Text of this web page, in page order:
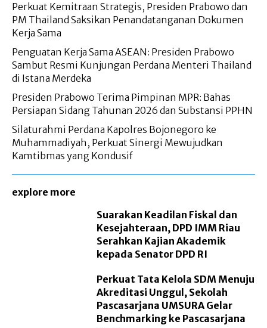
Perkuat Kemitraan Strategis, Presiden Prabowo dan
PM Thailand Saksikan Penandatanganan Dokumen
Kerja Sama
Penguatan Kerja Sama ASEAN: Presiden Prabowo
Sambut Resmi Kunjungan Perdana Menteri Thailand
di Istana Merdeka
Presiden Prabowo Terima Pimpinan MPR: Bahas
Persiapan Sidang Tahunan 2026 dan Substansi PPHN
Silaturahmi Perdana Kapolres Bojonegoro ke
Muhammadiyah, Perkuat Sinergi Mewujudkan
Kamtibmas yang Kondusif
explore more
Suarakan Keadilan Fiskal dan
Kesejahteraan, DPD IMM Riau
Serahkan Kajian Akademik
kepada Senator DPD RI
Perkuat Tata Kelola SDM Menuju
Akreditasi Unggul, Sekolah
Pascasarjana UMSURA Gelar
Benchmarking ke Pascasarjana